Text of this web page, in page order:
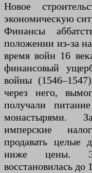
Новое
экономическую
Финансы
положении из-за
время войн 16
финансовый
войны
через него,
получали
монастырями.
имперские
продавать целые
ниже цены.
восстановилась до